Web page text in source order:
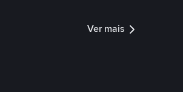
Ver mais